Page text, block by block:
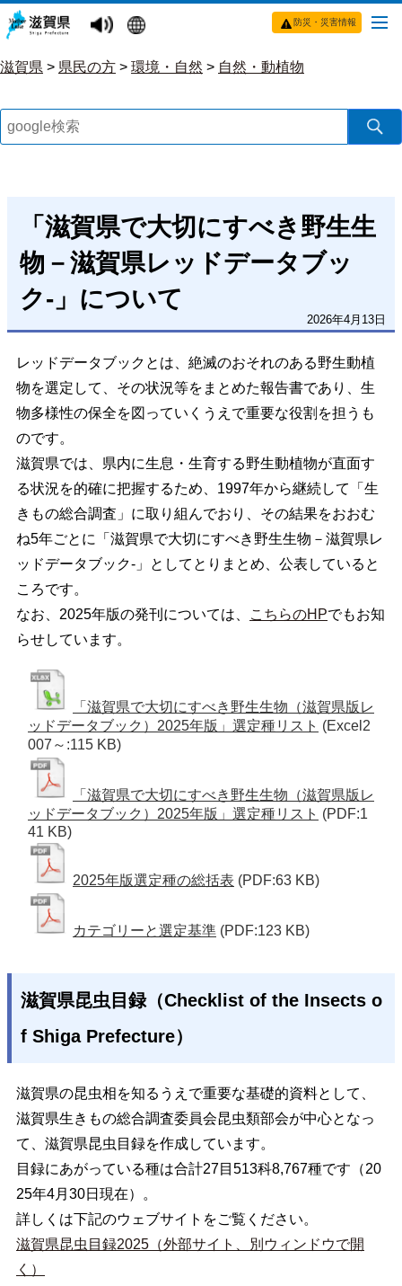
防災・災害情報
滋賀県 > 県民の方 > 環境・自然 > 自然・動植物
「滋賀県で大切にすべき野生生
物－滋賀県レッドデータブッ
ク-」について
2026年4月13日
レッドデータブックとは、絶滅のおそれのある野生動植
物を選定して、その状況等をまとめた報告書であり、生
物多様性の保全を図っていくうえで重要な役割を担うも
のです。
滋賀県では、県内に生息・生育する野生動植物が直面す
る状況を的確に把握するため、1997年から継続して「生
きもの総合調査」に取り組んでおり、その結果をおおむ
ね5年ごとに「滋賀県で大切にすべき野生生物－滋賀県レ
ッドデータブック-」
としてとりまとめ、公表していると
ころです。
なお、2025年版の発刊については、
こちらのHPでもお知
らせしています。
「滋賀県で大切にすべき野生生物（滋賀県版レ
ッドデータブック）2025年版」選定種リスト (Excel2
007～:115 KB)
「滋賀県で大切にすべき野生生物（滋賀県版レ
ッドデータブック）2025年版」選定種リスト (PDF:1
41 KB)
2025年版選定種の総括表 (PDF:63 KB)
カテゴリーと選定基準 (PDF:123 KB)
滋賀県昆虫目録（Checklist of the Insects o
f Shiga Prefecture）
滋賀県の昆虫相を知るうえで重要な基礎的資料として、
滋賀県生きもの総合調査委員会昆虫類部会が中心となっ
て、滋賀県昆虫目録を作成しています。
目録にあがっている種は合計27目513科8,767種です（20
25年4月30日現在）。
詳しくは下記のウェブサイトをご覧ください。
滋賀県昆虫目録2025（外部サイト、別ウィンドウで開
く）